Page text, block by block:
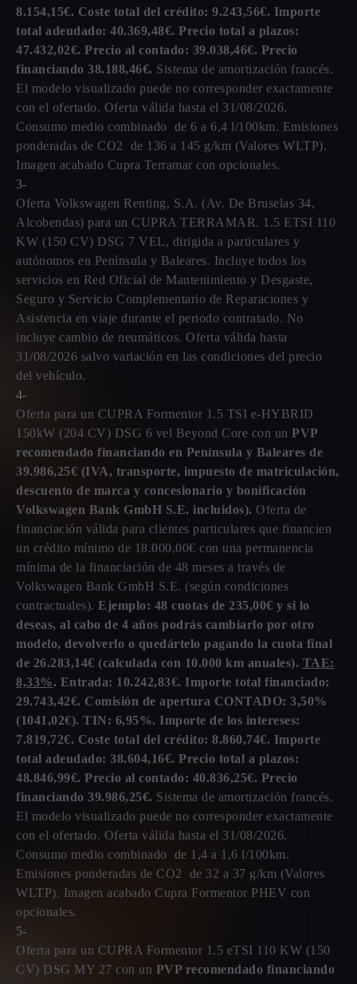
8.154,15€. Coste total del crédito: 9.243,56€. Importe
total adeudado: 40.369,48€. Precio total a plazos:
47.432,02€. Precio al contado: 39.038,46€. Precio
financiando 38.188,46€. Sistema de amortización francés.
El modelo visualizado puede no corresponder exactamente
con el ofertado. Oferta válida hasta el 31/08/2026.
Consumo medio combinado de 6 a 6,4 l/100km. Emisiones
ponderadas de CO2 de 136 a 145 g/km (Valores WLTP).
Imagen acabado Cupra Terramar con opcionales.
3-
Oferta Volkswagen Renting, S.A. (Av. De Bruselas 34,
Alcobendas) para un CUPRA TERRAMAR. 1.5 ETSI 110
KW (150 CV) DSG 7 VEL, dirigida a particulares y
autónomos en Península y Baleares. Incluye todos los
servicios en Red Oficial de Mantenimiento y Desgaste,
Seguro y Servicio Complementario de Reparaciones y
Asistencia en viaje durante el periodo contratado. No
incluye cambio de neumáticos. Oferta válida hasta
31/08/2026 salvo variación en las condiciones del precio
del vehículo.
4-
Oferta para un CUPRA Formentor 1.5 TSI e-HYBRID
150kW (204 CV) DSG 6 vel Beyond Core con un PVP
recomendado financiando en Península y Baleares de
39.986,25€ (IVA, transporte, impuesto de matriculación,
descuento de marca y concesionario y bonificación
Volkswagen Bank GmbH S.E. incluidos). Oferta de
financiación válida para clientes particulares que financien
un crédito mínimo de 18.000,00€ con una permanencia
mínima de la financiación de 48 meses a través de
Volkswagen Bank GmbH S.E. (según condiciones
contractuales). Ejemplo: 48 cuotas de 235,00€ y si lo
deseas, al cabo de 4 años podrás cambiarlo por otro
modelo, devolverlo o quedártelo pagando la cuota final
de 26.283,14€ (calculada con 10.000 km anuales). TAE:
8,33%. Entrada: 10.242,83€. Importe total financiado:
29.743,42€. Comisión de apertura CONTADO: 3,50%
(1041,02€). TIN: 6,95%. Importe de los intereses:
7.819,72€. Coste total del crédito: 8.860,74€. Importe
total adeudado: 38.604,16€. Precio total a plazos:
48.846,99€. Precio al contado: 40.836,25€. Precio
financiando 39.986,25€. Sistema de amortización francés.
El modelo visualizado puede no corresponder exactamente
con el ofertado. Oferta válida hasta el 31/08/2026.
Consumo medio combinado de 1,4 a 1,6 l/100km.
Emisiones ponderadas de CO2 de 32 a 37 g/km (Valores
WLTP). Imagen acabado Cupra Formentor PHEV con
opcionales.
5-
Oferta para un CUPRA Formentor 1.5 eTSI 110 KW (150
CV) DSG MY 27 con un PVP recomendado financiando